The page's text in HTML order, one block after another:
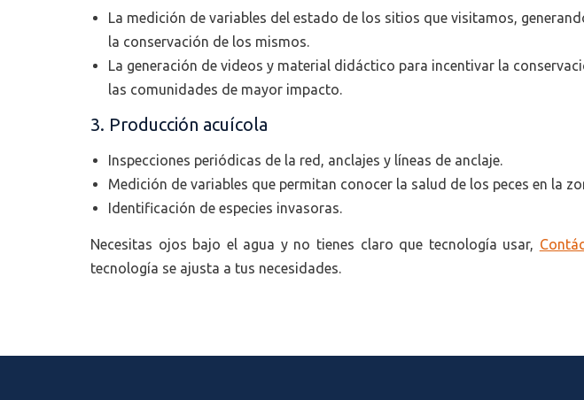
La medición de variables del estado de los sitios que visitamos,
la conservación de los mismos.
La generación de videos y material didáctico para incentivar la
las comunidades de mayor impacto.
3. Producción acuícola
Inspecciones periódicas de la red, anclajes y líneas de anclaje.
Medición de variables que permitan conocer la salud de los peces en la
Identificación de especies invasoras.
Necesitas ojos bajo el agua y no tienes claro que tecnología usar,
tecnología se ajusta a tus necesidades.